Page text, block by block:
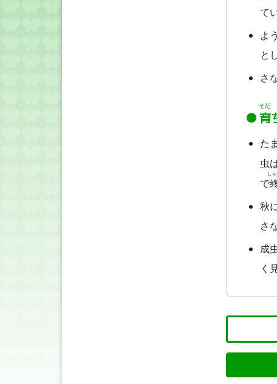
て
よ
と
さ
育
そだ
た
虫
で
し
秋
さ
成
く